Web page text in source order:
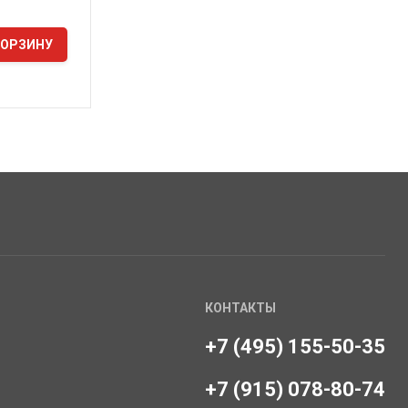
КОНТАКТЫ
+7 (495) 155-50-35
+7 (915) 078-80-74